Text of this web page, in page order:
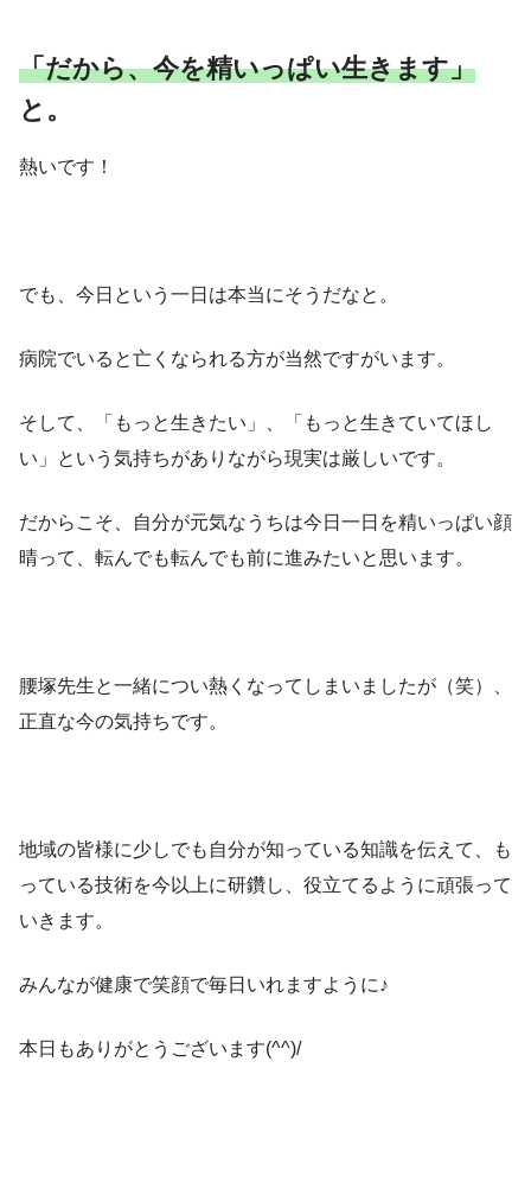
「だから、今を精いっぱい生きます」
と。
熱いです！
でも、今日という一日は本当にそうだなと。
病院でいると亡くなられる方が当然ですがいます。
そして、「もっと生きたい」、「もっと生きていてほし
い」という気持ちがありながら現実は厳しいです。
だからこそ、自分が元気なうちは今日一日を精いっぱい顔
晴って、転んでも転んでも前に進みたいと思います。
腰塚先生と一緒につい熱くなってしまいましたが（笑）、
正直な今の気持ちです。
地域の皆様に少しでも自分が知っている知識を伝えて、も
っている技術を今以上に研鑽し、役立てるように頑張って
いきます。
みんなが健康で笑顔で毎日いれますように♪
本日もありがとうございます(^^)/